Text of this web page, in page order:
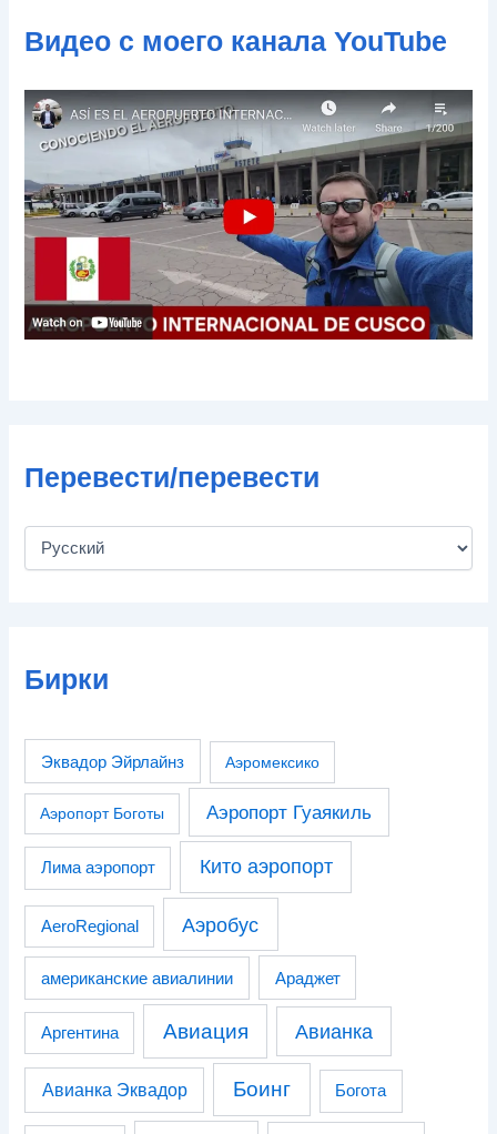
н
й
п
т
ы
Видео с моего канала YouTube
Перевести/перевести
Бирки
Эквадор Эйрлайнз Аэромексико
Аэропорт Боготы Аэропорт Гуаякиль
Лима аэропорт Кито аэропорт
AeroRegional Аэробус
американские авиалинии Араджет
Аргентина Авиация Авианка
Авианка Эквадор Боинг Богота